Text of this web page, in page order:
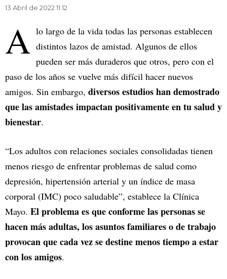
13 Abril de 2022 11.12
A lo largo de la vida todas las personas establecen
distintos lazos de amistad. Algunos de ellos
pueden ser más duraderos que otros, pero con el
paso de los años se vuelve más difícil hacer nuevos
amigos. Sin embargo, diversos estudios han demostrado
que las amistades impactan positivamente en tu salud y
bienestar.
“Los adultos con relaciones sociales consolidadas tienen
menos riesgo de enfrentar problemas de salud como
depresión, hipertensión arterial y un índice de masa
corporal (IMC) poco saludable”, establece la Clínica
Mayo. El problema es que conforme las personas se
hacen más adultas, los asuntos familiares o de trabajo
provocan que cada vez se destine menos tiempo a estar
con los amigos.